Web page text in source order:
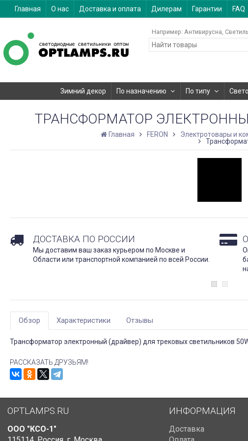
Главная О нас Доставка и оплата Дилерам Гарантии FAQ
Например: Антивирусна
Зимний декор По назначению По типу
ТРАНСФОРМАТОР
Главная FERON Электротовары и
ДОСТАВКА ПО РОССИИ
Мы доставим ваш заказ курьером по Москве и
Области или транспортной компанией по всей России.
Обзор Характеристики Отзывы
Трансформатор электронный (драйвер) для трековых светильников
РАССКАЗАТЬ ДРУЗЬЯМ!
OPTLAMPS.RU
ООО "КСО-1"
ИНФОРМАЦИЯ
Доставка